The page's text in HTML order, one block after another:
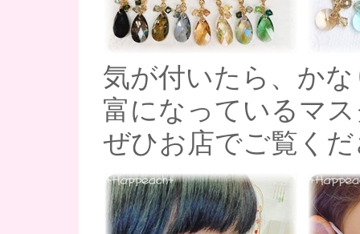
気が付いたら、か
富になっているマ
ぜひお店でご覧く